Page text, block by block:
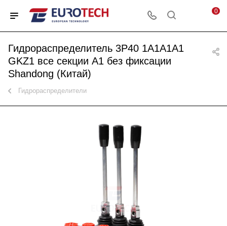
0
Гидрораспределитель 3P40 1A1A1A1
GKZ1 все секции A1 без фиксации
Shandong (Китай)
Гидрораспределители